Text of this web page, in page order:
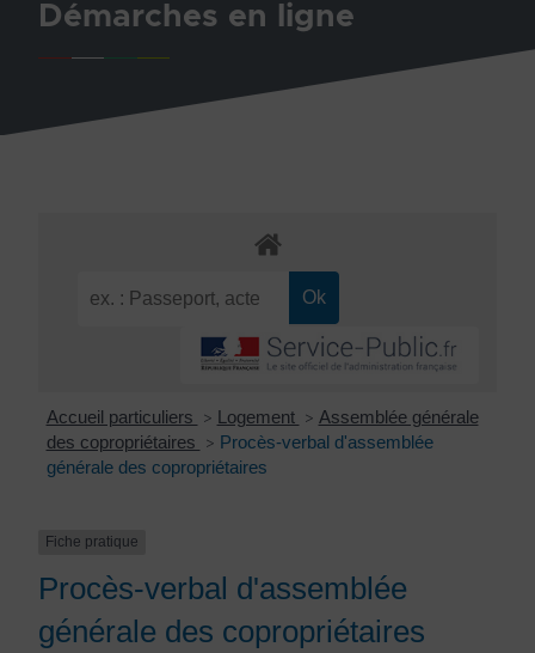
Démarches en ligne
Accueil particuliers > Logement > Assemblée générale
des copropriétaires
> Procès-verbal d'assemblée
générale des copropriétaires
Fiche pratique
Procès-verbal d'assemblée
générale des copropriétaires